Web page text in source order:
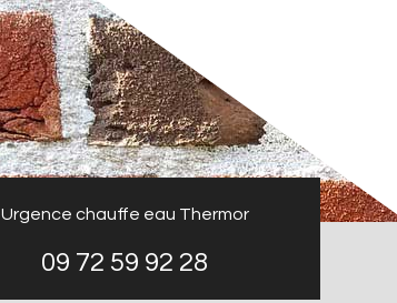
Urgence chauffe eau Thermor
09 72 59 92 28